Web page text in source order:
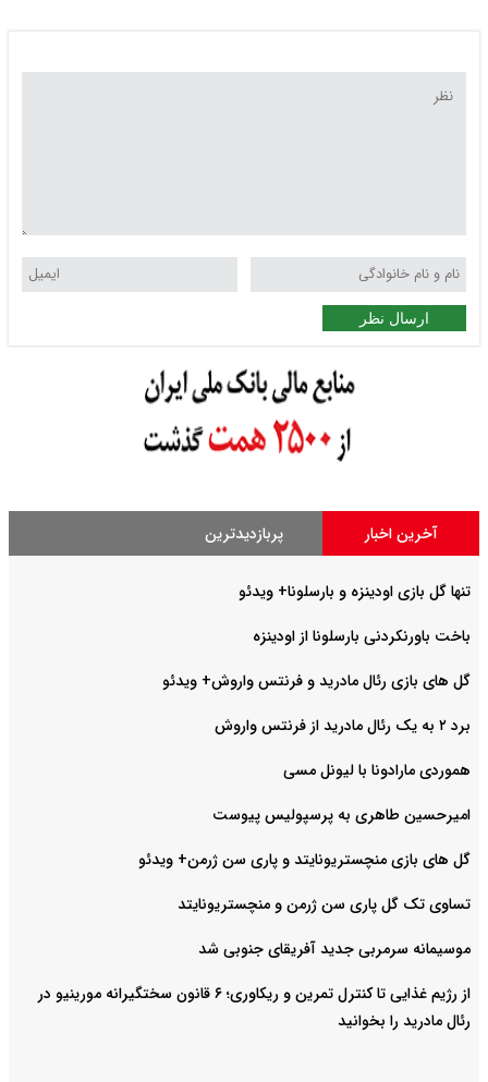
ارسال نظر
آخرین اخبار پربازدیدترین
تنها گل بازی اودینزه و بارسلونا+ ویدئو
باخت باورنکردنی بارسلونا از اودینزه
گل های بازی رئال مادرید و فرنتس واروش+ ویدئو
برد ۲ به یک رئال مادرید از فرنتس واروش
هموردی مارادونا با لیونل مسی
امیرحسین طاهری به پرسپولیس پیوست
گل های بازی منچستریونایتد و پاری سن ژرمن+ ویدئو
تساوی تک گل پاری سن ژرمن و منچستریونایتد
موسیمانه سرمربی جدید آفریقای جنوبی شد
از رژیم غذایی تا کنترل تمرین و ریکاوری؛ ۶ قانون سختگیرانه مورینیو در
رئال مادرید را بخوانید